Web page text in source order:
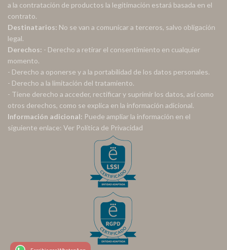
a la contratación de productos la legitimación estará basada en el
contrato.
Destinatarios: No se van a comunicar a terceros, salvo obligación
legal.
Derechos: - Derecho a retirar el consentimiento en cualquier
momento.
- Derecho a oponerse y a la portabilidad de los datos personales.
- Derecho a la limitación del tratamiento.
- Tiene derecho a acceder, rectificar y suprimir los datos, así como
otros derechos, como se explica en la información adicional.
Información adicional: Puede ampliar la información en el
siguiente enlace: Ver Política de Privacidad